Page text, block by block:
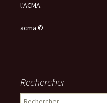
l’ACMA.
acma ©
Rechercher
Rechercher :